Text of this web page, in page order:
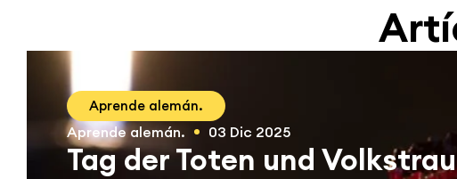
Aprende alemán.
Aprende alemán. 03 Dic 2025
Tag der Toten und